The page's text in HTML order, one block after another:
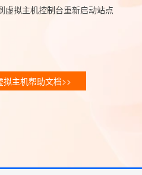
虚拟主机控制台重新启动站点
主机帮助文档>>